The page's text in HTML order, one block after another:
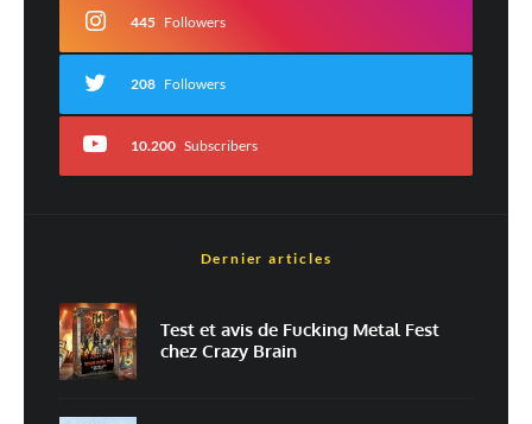
E-mail*
445 Followers
208 Followers
10.200 Subscribers
Dernier articles
Test et avis de Fucking Metal Fest
chez Crazy Brain